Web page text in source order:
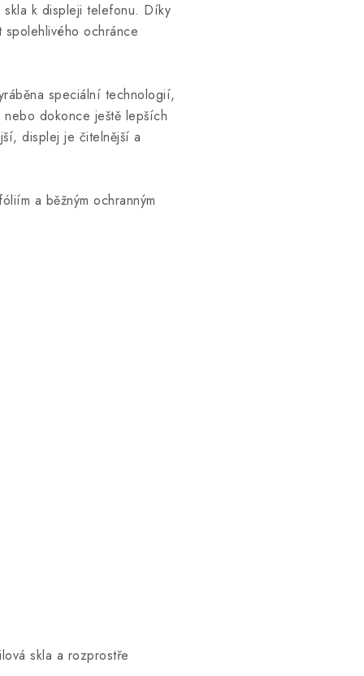
k displeji telefonu. Díky
ochránce
speciální technologií,
nebo dokonce ještě lepších
displej je čitelnější a
a běžným ochranným
skla a rozprostře